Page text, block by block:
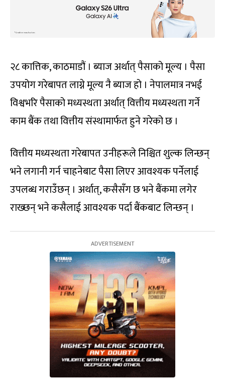
२८ कात्तिक, काठमाडौं । ब्याज अर्थात् पैसाको मूल्य । पैसा
उपयोग गरेबापत लाग्ने मूल्य नै ब्याज हो । नेपालमात्र नभई
विश्वभरि पैसाको मध्यस्थता अर्थात् वित्तीय मध्यस्थता गर्ने
काम बैंक तथा वित्तीय संस्थामार्फत हुने गरेको छ ।
वित्तीय मध्यस्थता गरेबापत उनीहरूले निश्चित शुल्क लिन्छन्
भने लगानी गर्न चाहनेबाट पैसा लिएर आवश्यक पर्नेलाई
उपलब्ध गराउँछन् । अर्थात्, कसैसँग छ भने बैंकमा लगेर
राख्छन् भने कसैलाई आवश्यक पर्दा बैंकबाट लिन्छन् ।